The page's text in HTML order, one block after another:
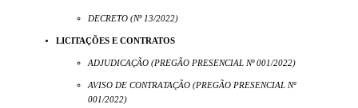
DECRETO (Nº 13/2022)
LICITAÇÕES E CONTRATOS
ADJUDICAÇÃO (PREGÃO PRESENCIAL Nº 001/2022)
AVISO DE CONTRATAÇÃO (PREGÃO PRESENCIAL Nº
001/2022)